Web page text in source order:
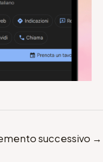
successivo →